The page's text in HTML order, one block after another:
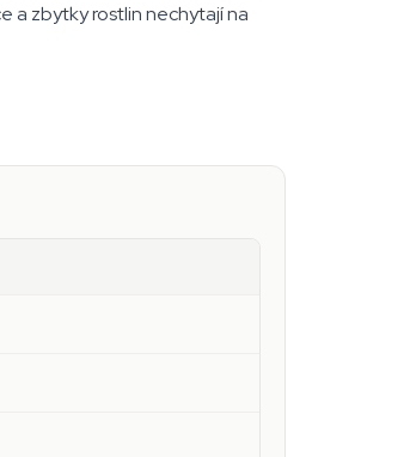
a zbytky rostlin nechytají na